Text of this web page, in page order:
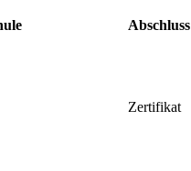
Abschluss
Zertifikat